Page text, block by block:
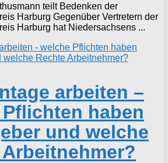
teilt Bedenken der
Harburg Gegenüber Vertretern der
Harburg hat Niedersachsens ...
arbeiten –
haben
und welche